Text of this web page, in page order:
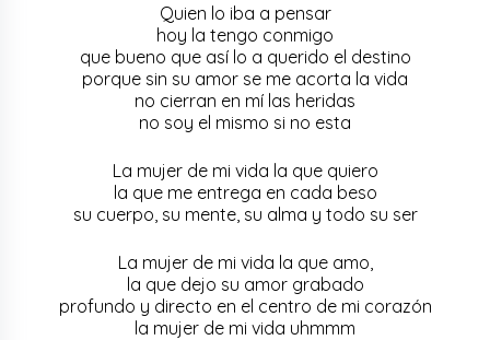
Quien lo iba a pensar
hoy la tengo conmigo
que bueno que así lo a querido el destino
porque sin su amor se me acorta la vida
no cierran en mí las heridas
no soy el mismo si no esta
La mujer de mi vida la que quiero
la que me entrega en cada beso
su cuerpo, su mente, su alma y todo su ser
La mujer de mi vida la que amo,
la que dejo su amor grabado
profundo y directo en el centro de mi corazón
la mujer de mi vida uhmmm